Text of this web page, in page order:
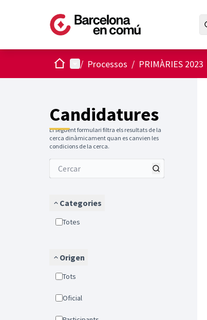
Inici Menú principal
/ Processos / PRIMÀRIES 2023
Candidatures
El següent formulari filtra els resultats de la
cerca dinàmicament quan es canvien les
condicions de la cerca.
Categories
Totes
Origen
Tots
Oficial